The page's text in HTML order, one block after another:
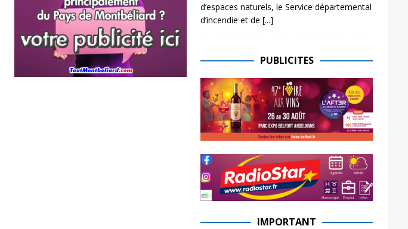
d’espaces naturels, le Service départemental
d’incendie et de [...]
PUBLICITES
IMPORTANT